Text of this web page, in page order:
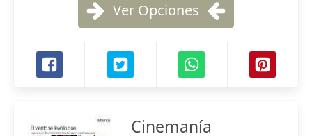
Ver Opciones
Cinemanía